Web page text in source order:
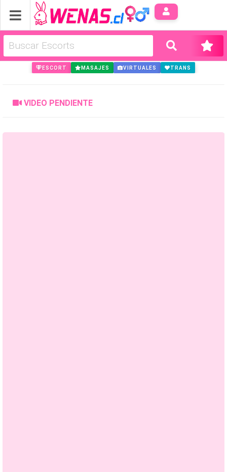
ESCORT MASAJES VIRTUALES TRANS
VIDEO PENDIENTE